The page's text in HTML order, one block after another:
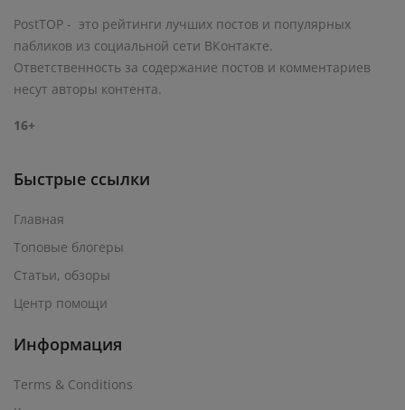
PostTOP - это рейтинги лучших постов и популярных
пабликов из социальной сети ВКонтакте.
Ответственность за содержание постов и комментариев
несут авторы контента.
16+
Быстрые ссылки
Главная
Топовые блогеры
Статьи, обзоры
Центр помощи
Информация
Terms & Conditions